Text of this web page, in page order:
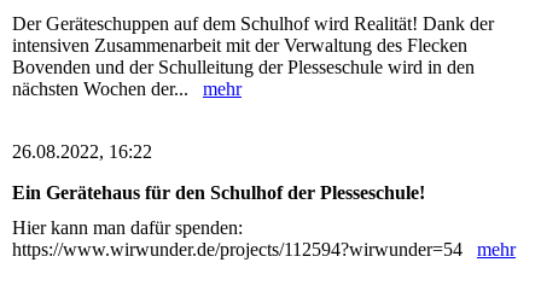
Der Geräteschuppen auf dem Schulhof wird Realität! Dank der
intensiven Zusammenarbeit mit der Verwaltung des Flecken
Bovenden und der Schulleitung der Plesseschule wird in den
nächsten Wochen der... mehr
26.08.2022, 16:22
Ein Gerätehaus für den Schulhof der Plesseschule!
Hier kann man dafür spenden:
https://www.wirwunder.de/projects/112594?wirwunder=54 mehr